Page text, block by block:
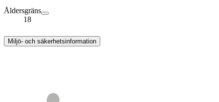
Åldersgräns
18
Miljö- och säkerhetsinformation